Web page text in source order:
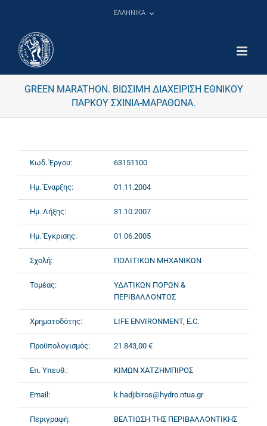
ΕΛΛΗΝΙΚΑ
GREEN MARATHOΝ. ΒΙΩΣΙΜΗ ΔΙΑΧΕΙΡΙΣΗ ΕΘΝΙΚΟΥ
ΠΑΡΚΟΥ ΣΧΙΝΙΑ-ΜΑΡΑΘΩΝΑ.
Κωδ. Έργου: 63151100
Ημ. Έναρξης: 01.11.2004
Ημ. Λήξης: 31.10.2007
Ημ. Έγκρισης: 01.06.2005
Σχολή: ΠΟΛΙΤΙΚΩΝ ΜΗΧΑΝΙΚΩΝ
Τομέας:
ΥΔΑΤΙΚΩΝ ΠΟΡΩΝ &
ΠΕΡΙΒΑΛΛΟΝΤΟΣ
Χρηματοδότης: LIFE ENVIRONMENT, E.C.
Προϋπολογισμός: 21.843,00 €
Επ. Υπευθ.: ΚΙΜΩΝ ΧΑΤΖΗΜΠΙΡΟΣ
Email: k.hadjibiros@hydro.ntua.gr
Περιγραφή:
ΒΕΛΤΙΩΣΗ ΤΗΣ ΠΕΡΙΒΑΛΛΟΝΤΙΚΗΣ